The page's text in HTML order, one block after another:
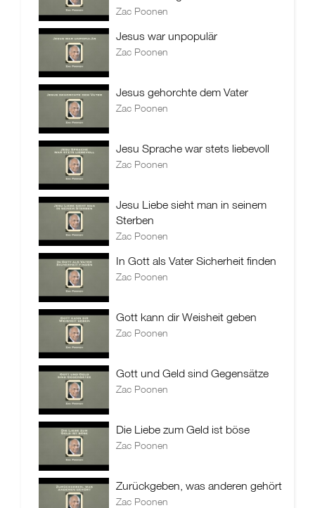
Zac Poonen
Jesus war unpopulär
Zac Poonen
Jesus gehorchte dem Vater
Zac Poonen
Jesu Sprache war stets liebevoll
Zac Poonen
Jesu Liebe sieht man in seinem
Sterben
Zac Poonen
In Gott als Vater Sicherheit finden
Zac Poonen
Gott kann dir Weisheit geben
Zac Poonen
Gott und Geld sind Gegensätze
Zac Poonen
Die Liebe zum Geld ist böse
Zac Poonen
Zurückgeben, was anderen gehört
Zac Poonen